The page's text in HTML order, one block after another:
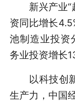
新兴产业“
资同比增长
池制造业投资
务业投资增长
以科技创新
生产力，中国